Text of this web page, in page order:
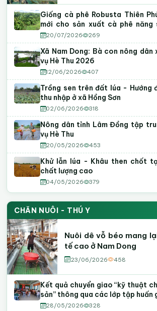
08Góp ý dự thảo Nghị quyết của
nội dung chi, mức chi hoạt động
địa bàn tỉnh Lâm Đồng
Giống cà phê Robusta Thiên
mới cho sản xuất cà phê năng
lượng tại Lâm Đồng
20/07/2026 269
Xã Nam Dong: Bà con nông dân
vụ Hè Thu 2026
12/06/2026 407
Trồng sen trên đất lúa - Hướng
thu nhập ở xã Hồng Sơn
02/06/2026 318
Nông dân tỉnh Lâm Đồng tập
vụ Hè Thu
20/05/2026 453
Khử lẫn lúa - Khâu then chốt
chất lượng cao
04/05/2026 379
CHĂN NUÔI - THÚ Y
Nuôi dê vỗ béo mang
tế cao ở Nam Dong
23/06/2026 458
Kết quả chuyển giao “kỹ thuật
sản” thông qua các lớp tập huấn
28/05/2026 328